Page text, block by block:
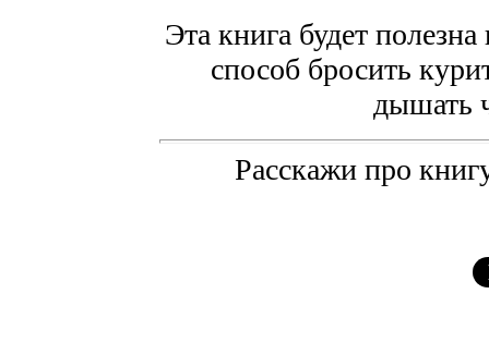
Эта книга будет
способ бросить
дышать
Расскажи про